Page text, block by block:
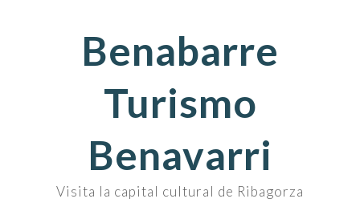
Benabarre
Turismo
Benavarri
Visita la capital cultural de Ribagorza